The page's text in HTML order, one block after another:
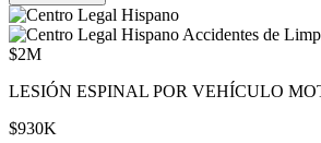
Accidentes de
$2M
LESIÓN ESPINAL POR VEHÍCULO
$930K